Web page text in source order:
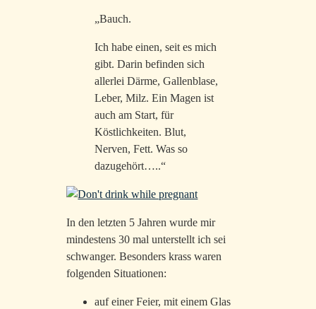
„Bauch.
Ich habe einen, seit es mich
gibt. Darin befinden sich
allerlei Därme, Gallenblase,
Leber, Milz. Ein Magen ist
auch am Start, für
Köstlichkeiten. Blut,
Nerven, Fett. Was so
dazugehört…..“
In den letzten 5 Jahren wurde mir
mindestens 30 mal unterstellt ich sei
schwanger. Besonders krass waren
folgenden Situationen:
auf einer Feier, mit einem Glas